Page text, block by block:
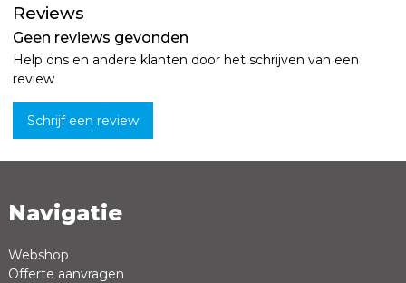
Reviews
Geen reviews gevonden
Help ons en andere klanten door het schrijven van een
review
Schrijf een review
Naam *
Navigatie
Webshop
Offerte aanvragen